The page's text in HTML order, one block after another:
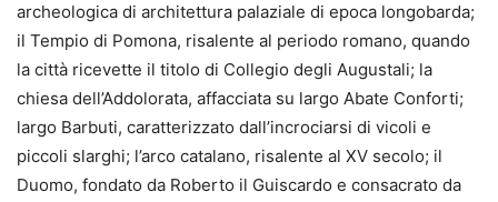
archeologica di architettura palaziale di epoca longobarda;
il Tempio di Pomona, risalente al periodo romano, quando
la città ricevette il titolo di Collegio degli Augustali; la
chiesa dell’Addolorata, affacciata su largo Abate Conforti;
largo Barbuti, caratterizzato dall’incrociarsi di vicoli e
piccoli slarghi; l’arco catalano, risalente al XV secolo; il
Duomo, fondato da Roberto il Guiscardo e consacrato da